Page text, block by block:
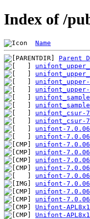
Index of /
Name
Parent
unifont-
unifont-
unifont-
unifont-
unifont-
unifont-
unifont-
unifont-
unifont-
unifont-
Unifont-
Unifont-